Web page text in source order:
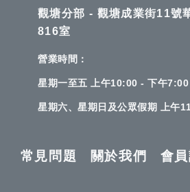
觀塘分部 - 觀塘成業街11號
816室
營業時間：
星期一至五 上午10:00 - 下午7:00
星期六、星期日及公眾假期 上午
常見問題 關於我們 會